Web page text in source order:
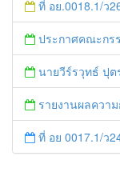
ที่ อย.0018.1/ว2698 ลว. 19
ประกาศคณะกร
นายวีร์รวุทธ์ ปุตระเศรณี รองผู้ว่าราชการจังหวัดพระนครศรีอ
รายงานผลความก้าวหน้าโ
ที่ อย 0017.1/ว2424 ลว.5 มิถุนายน 2558 เรื่อง แจ้งกำหนดตรวจประเมินและให้คะแน